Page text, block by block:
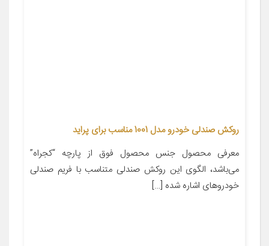
روکش صندلی خودرو مدل 1001 مناسب برای پراید
معرفی محصول جنس محصول فوق از پارچه “کجراه”
می‌باشد، الگوی این روکش صندلی متناسب با فریم صندلی
خودروهای اشاره شده […]